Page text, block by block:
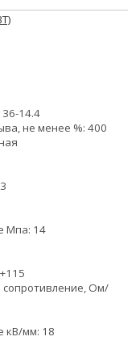
14.4
не менее %: 400
Мпа: 14
сопротивление, Ом/
кВ/мм: 18